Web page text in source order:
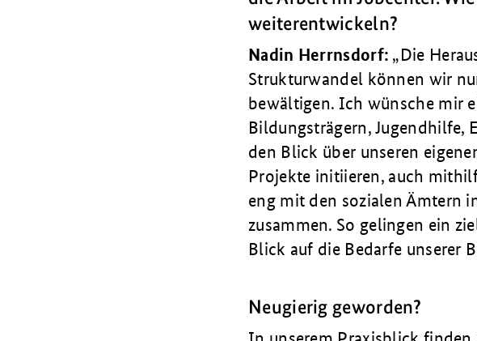
weiterentwickeln?
Nadin Herrnsdorf:
Die
Strukturwandel können wir
bewältigen. Ich wünsche mir
Bildungsträgern, Jugendhilfe,
den Blick über unseren
Projekte initiieren, auch
eng mit den sozialen Ämtern
zusammen. So gelingen ein
Blick auf die Bedarfe unserer
Neugierig geworden?